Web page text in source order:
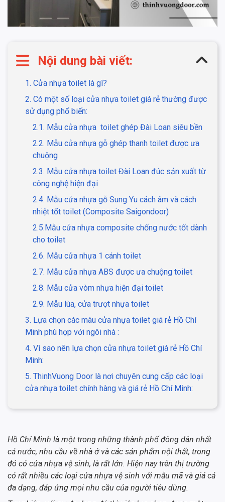
Nội dung bài viết:
1. Cửa nhựa toilet là gì?
2. Có một số loại cửa nhựa toilet giá rẻ thường được
sử dụng phổ biến:
2.1. Mẫu cửa nhựa toilet ghép Đài Loan siêu bền
2.2. Mẫu cửa nhựa gỗ ghép thanh toilet được ưa
chuộng
2.3. Mẫu cửa nhựa toilet Đài Loan đúc sản xuất từ
công nghệ hiện đại
2.4. Mẫu cửa nhựa gỗ Sung Yu cách âm và cách
nhiệt tốt toilet (Composite Saigondoor)
2.5.Mẫu cửa nhựa composite chống nước tốt dành
cho toilet
2.6. Mẫu cửa nhựa 1 cánh toilet
2.7. Mẫu cửa nhựa ABS được ưa chuộng toilet
2.8. Mẫu cửa vòm nhựa hiện đại toilet
2.9. Mẫu lùa, cửa trượt nhựa toilet
3. Lựa chọn các màu cửa nhựa toilet giá rẻ Hồ Chí
Minh phù hợp với ngôi nhà :
4. Vì sao nên lựa chọn cửa nhựa toilet giá rẻ Hồ Chí
Minh:
5. ThinhVuong Door là nơi chuyên cung cấp các loại
cửa nhựa toilet chính hàng và giá rẻ Hồ Chí Minh:
Hồ Chí Minh là một trong những thành phố đông dân nhất
cả nước, nhu cầu về nhà ở và các sản phẩm nội thất, trong
đó có cửa nhựa vệ sinh, là rất lớn. Hiện nay trên thị trường
có rất nhiều các loại cửa nhựa vệ sinh với mẫu mã và giá cả
đa dạng, đáp ứng mọi nhu cầu của người tiêu dùng.